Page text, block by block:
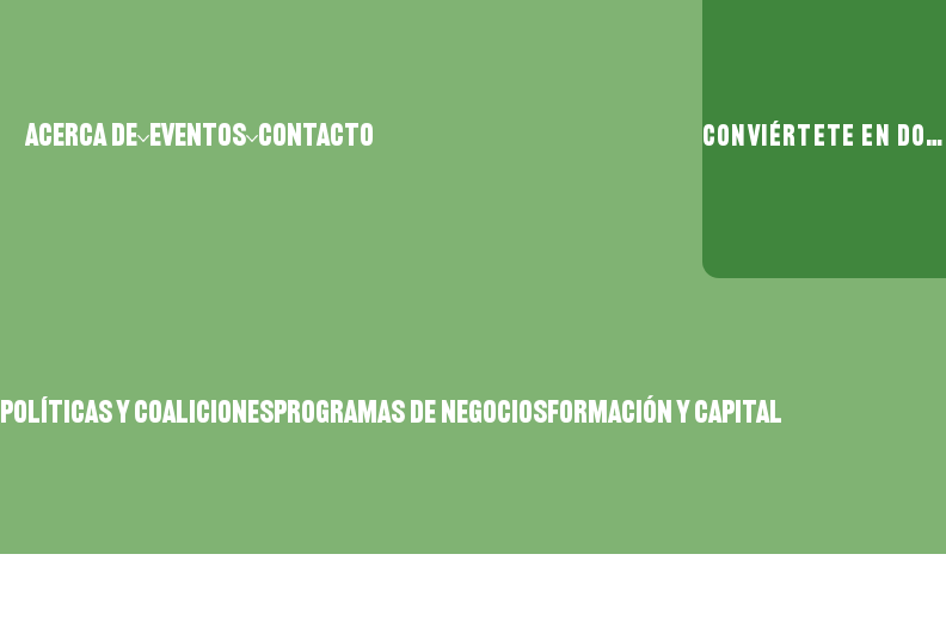
POLÍTICAS Y COALICIONESPROGRAMAS DE NEGOCIOSFORMACIÓN Y CAPITAL
Acerca de Eventos CONTACTO Conviértete en donante